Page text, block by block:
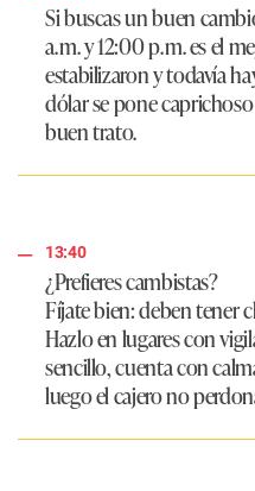
Si buscas un buen
a. m. y 12:00 p. m. es el
estabilizaron y todavía
dólar se pone
buen trato.
13:40
¿Prefieres cambistas?
Fíjate bien: deben tener
Hazlo en lugares con
sencillo, cuenta con
luego el cajero no